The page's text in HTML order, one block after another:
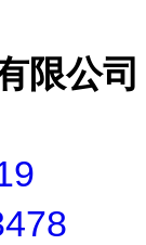
限公司